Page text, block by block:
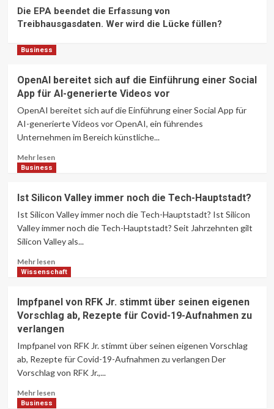
Wissenschaft
2
England
„Matter of Time“ bis England
Trophäe gewinnt – Bellamy
Jahr zu spät?
4
Wissenschaft
Die EPA beendet die Erfassung von
Treibhausgasdaten. Wer wird die
Business
Meta Poaches OpenAI-
Die EPA beendet die Erfassung von
Treibhausgasdaten. Wer wird die Lücke füllen?
Business
OpenAI bereitet sich auf die Einführung einer Social
App für AI-generierte Videos vor
OpenAI bereitet sich auf die Einführung einer Social App für
AI-generierte Videos vor OpenAI, ein führendes
Unternehmen im Bereich künstliche...
Mehr lesenLesen
OpenAI
bereitet
sich
auf
die
Einführung
einer
für
AI-
generierte
Videos
Business
Ist Silicon Valley immer noch die Tech-Hauptstadt?
Ist Silicon Valley immer noch die Tech-Hauptstadt? Ist Silicon
Valley immer noch die Tech-Hauptstadt? Seit Jahrzehnten gilt
Silicon Valley als...
Mehr lesenLesen
Sie
Ist
Silicon
Valley
immer
die
Tech-
Wissenschaft
Impfpanel von RFK Jr. stimmt über seinen eigenen
Vorschlag ab, Rezepte für Covid-19-Aufnahmen zu
verlangen
Impfpanel von RFK Jr. stimmt über seinen eigenen Vorschlag
ab, Rezepte für Covid-19-Aufnahmen zu verlangen Der
Vorschlag von RFK Jr.,...
Mehr lesenLesen
Business